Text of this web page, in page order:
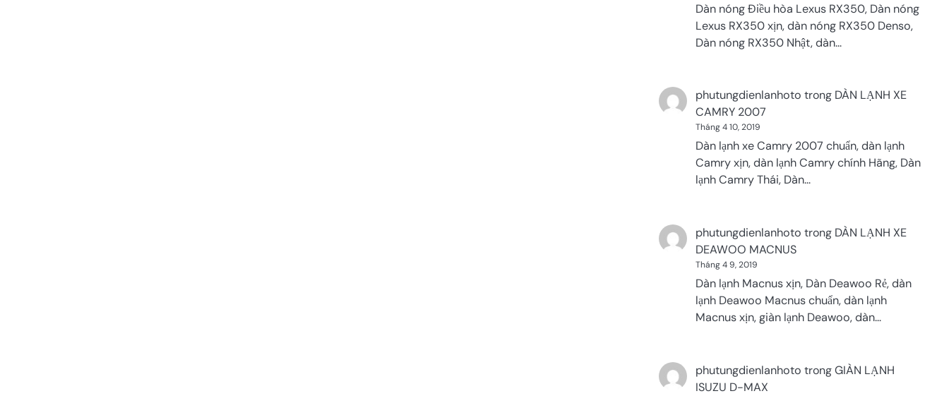
Dàn nóng Điều hòa Lexus RX350, Dàn nóng
Lexus RX350 xịn, dàn nóng RX350 Denso,
Dàn nóng RX350 Nhật, dàn…
phutungdienlanhoto trong DÀN LẠNH XE
CAMRY 2007
Tháng 4 10, 2019
Dàn lạnh xe Camry 2007 chuẩn, dàn lạnh
Camry xịn, dàn lạnh Camry chính Hãng, Dàn
lạnh Camry Thái, Dàn…
phutungdienlanhoto trong DÀN LẠNH XE
DEAWOO MACNUS
Tháng 4 9, 2019
Dàn lạnh Macnus xịn, Dàn Deawoo Rẻ, dàn
lạnh Deawoo Macnus chuẩn, dàn lạnh
Macnus xịn, giàn lạnh Deawoo, dàn…
phutungdienlanhoto trongGIÀN LẠNH
ISUZU D-MAX